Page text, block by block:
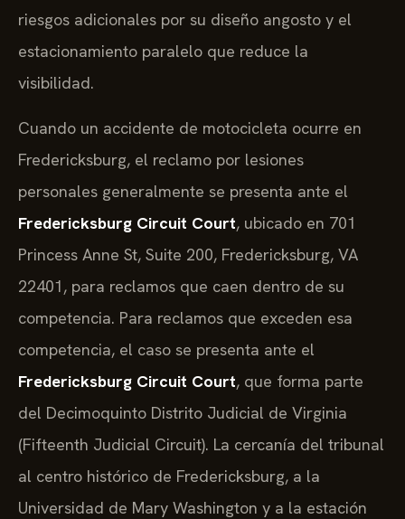
riesgos adicionales por su diseño angosto y el
estacionamiento paralelo que reduce la
visibilidad.
Cuando un accidente de motocicleta ocurre en
Fredericksburg, el reclamo por lesiones
personales generalmente se presenta ante el
Fredericksburg Circuit Court, ubicado en 701
Princess Anne St, Suite 200, Fredericksburg, VA
22401, para reclamos que caen dentro de su
competencia. Para reclamos que exceden esa
competencia, el caso se presenta ante el
Fredericksburg Circuit Court, que forma parte
del Decimoquinto Distrito Judicial de Virginia
(Fifteenth Judicial Circuit). La cercanía del tribunal
al centro histórico de Fredericksburg, a la
Universidad de Mary Washington y a la estación